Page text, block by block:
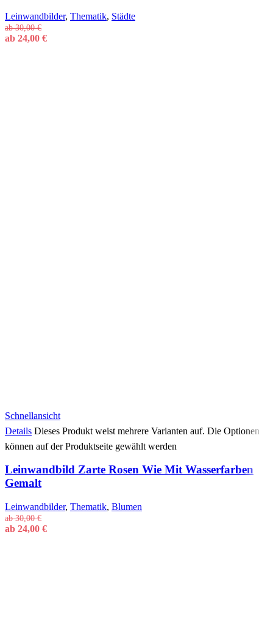
Leinwandbilder, Thematik, Städte
ab30,00€
ab 24,00 €
Schnellansicht
Details Dieses Produkt weist mehrere Varianten auf. Die Optionen
können auf der Produktseite gewählt werden
Leinwandbild Zarte Rosen Wie Mit Wasserfarben
Gemalt
Leinwandbilder, Thematik, Blumen
ab30,00€
ab 24,00 €